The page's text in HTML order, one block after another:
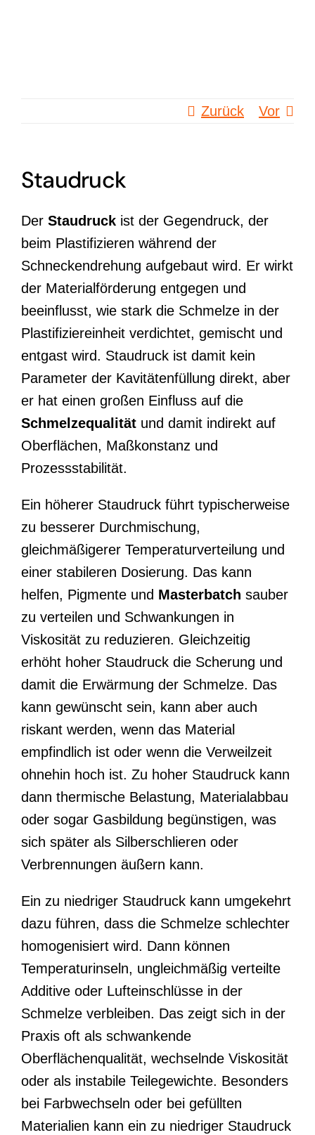
Zurück Vor
Staudruck
Der Staudruck ist der Gegendruck, der
beim Plastifizieren während der
Schneckendrehung aufgebaut wird. Er wirkt
der Materialförderung entgegen und
beeinflusst, wie stark die Schmelze in der
Plastifiziereinheit verdichtet, gemischt und
entgast wird. Staudruck ist damit kein
Parameter der Kavitätenfüllung direkt, aber
er hat einen großen Einfluss auf die
Schmelzequalität und damit indirekt auf
Oberflächen, Maßkonstanz und
Prozessstabilität.
Ein höherer Staudruck führt typischerweise
zu besserer Durchmischung,
gleichmäßigerer Temperaturverteilung und
einer stabileren Dosierung. Das kann
helfen, Pigmente und Masterbatch sauber
zu verteilen und Schwankungen in
Viskosität zu reduzieren. Gleichzeitig
erhöht hoher Staudruck die Scherung und
damit die Erwärmung der Schmelze. Das
kann gewünscht sein, kann aber auch
riskant werden, wenn das Material
empfindlich ist oder wenn die Verweilzeit
ohnehin hoch ist. Zu hoher Staudruck kann
dann thermische Belastung, Materialabbau
oder sogar Gasbildung begünstigen, was
sich später als Silberschlieren oder
Verbrennungen äußern kann.
Ein zu niedriger Staudruck kann umgekehrt
dazu führen, dass die Schmelze schlechter
homogenisiert wird. Dann können
Temperaturinseln, ungleichmäßig verteilte
Additive oder Lufteinschlüsse in der
Schmelze verbleiben. Das zeigt sich in der
Praxis oft als schwankende
Oberflächenqualität, wechselnde Viskosität
oder als instabile Teilegewichte. Besonders
bei Farbwechseln oder bei gefüllten
Materialien kann ein zu niedriger Staudruck